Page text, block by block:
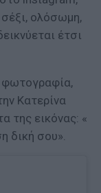
ολόσωμη,
έτσι
φωτογραφία,
Κατερίνα
της εικόνας: «
δική σου».